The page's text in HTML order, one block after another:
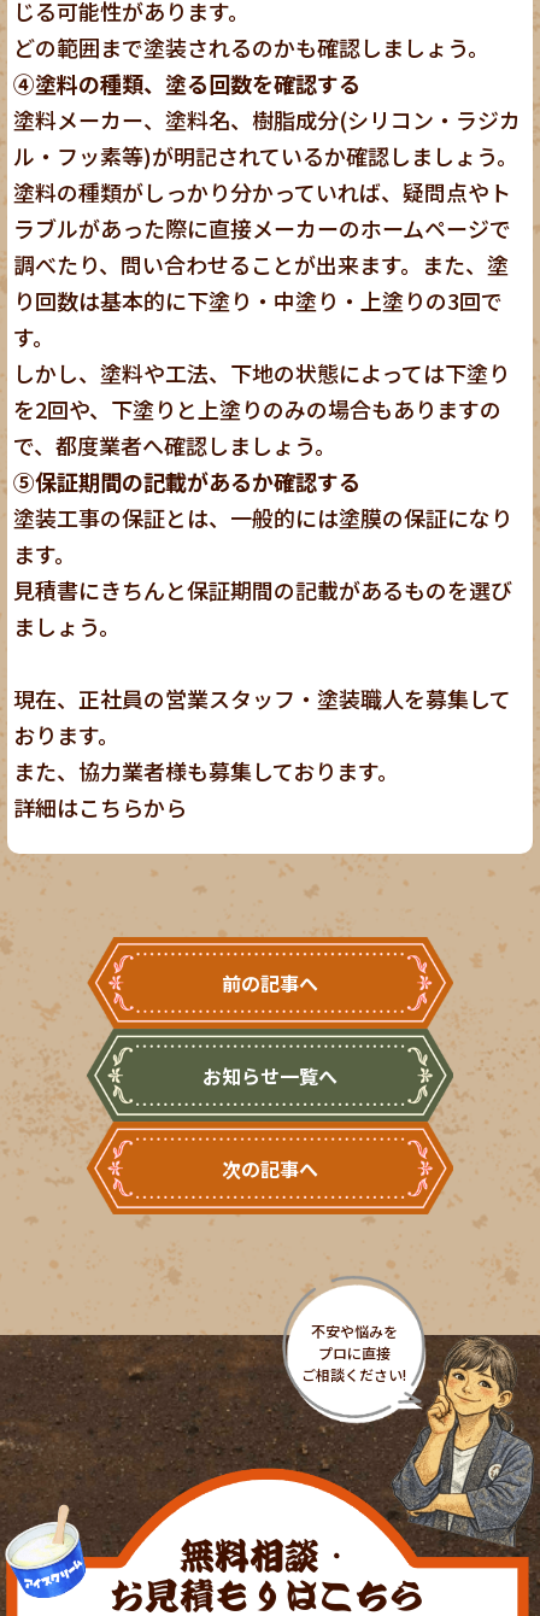
じる可能性があります。
どの範囲まで塗装されるのかも確認しましょう。
④塗料の種類、塗る回数を確認する
塗料メーカー、塗料名、樹脂成分(シリコン・ラジカ
ル・フッ素等)が明記されているか確認しましょう。
塗料の種類がしっかり分かっていれば、疑問点やト
ラブルがあった際に直接メーカーのホームページで
調べたり、問い合わせることが出来ます。また、塗
り回数は基本的に下塗り・中塗り・上塗りの3回で
す。
しかし、塗料や工法、下地の状態によっては下塗り
を2回や、下塗りと上塗りのみの場合もありますの
で、都度業者へ確認しましょう。
⑤保証期間の記載があるか確認する
塗装工事の保証とは、一般的には塗膜の保証になり
ます。
見積書にきちんと保証期間の記載があるものを選び
ましょう。
現在、正社員の営業スタッフ・塗装職人を募集して
おります。
また、協力業者様も募集しております。
詳細はこちらから
前の記事へ
お知らせ一覧へ
次の記事へ
無料相談・
お見積もりはこちら